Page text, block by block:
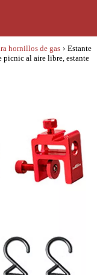
hornillos de gas › Estante
picnic al aire libre, estante